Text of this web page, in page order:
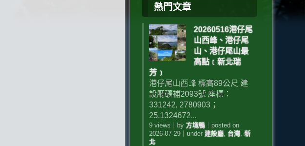
熱門文章
20260516港仔尾
山西峰、港仔尾
山、港仔尾山最
高點﹝新北瑞
芳﹞
港仔尾山西峰 標高89公尺 建
設廳礦補2093號 座標：
331242, 2780903；
25.1324672...
9 views by 方塊鴨｜ posted on
2026-07-29｜ under 建設廳, 台灣, 新
北